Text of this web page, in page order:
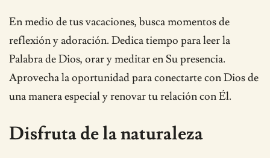
En medio de tus vacaciones, busca momentos de
reflexión y adoración. Dedica tiempo para leer la
Palabra de Dios, orar y meditar en Su presencia.
Aprovecha la oportunidad para conectarte con Dios de
una manera especial y renovar tu relación con Él.
Disfruta de la naturaleza